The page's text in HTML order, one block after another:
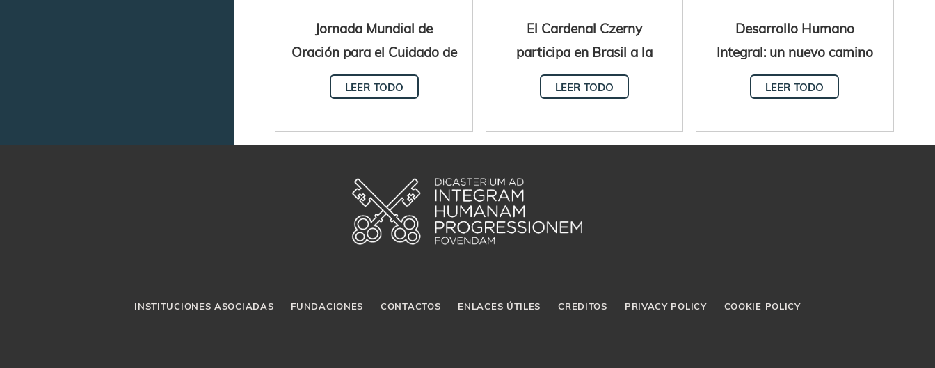
Jornada Mundial de
Oración para el Cuidado de
la Creación "Que la justicia
y la paz fluyan"
LEER TODO
El Cardenal Czerny
participa en Brasil a la
Asamblea de la
Conferencia Eclesial de la
LEER TODO
Desarrollo Humano
Integral: un nuevo camino
con las iglesias locales
LEER TODO
INSTITUCIONES ASOCIADAS FUNDACIONES CONTACTOS ENLACES ÚTILES CREDITOS PRIVACY POLICY COOKIE POLICY